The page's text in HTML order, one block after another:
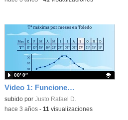
Video 1: Funciones introducción
Contenido educativo.
subido por Justo Rafael D.
00′ 0″
-hace 3 años- 11 visualizaciones